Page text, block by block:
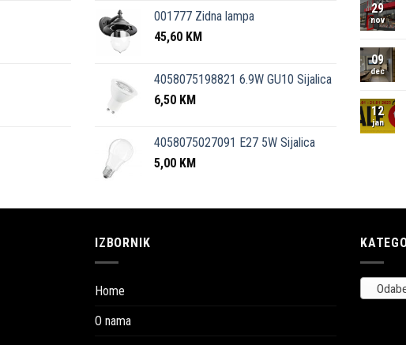
001777 Zidna lampa
45,60 KM
4058075198821 6.9W GU10 Sijalica
6,50 KM
4058075027091 E27 5W Sijalica
5,00 KM
29
nov
09
dec
12
jan
IZBORNIK
Home
O nama